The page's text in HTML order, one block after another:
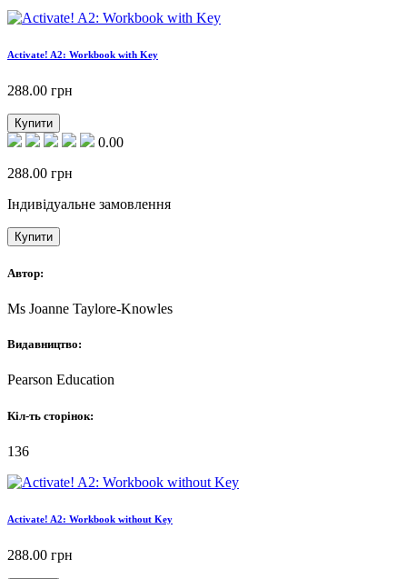
Activate! A2: Workbook with Key
288.00 грн
Купити
0.00
288.00 грн
Індивідуальне замовлення
Купити
Автор:
Ms Joanne Taylore-Knowles
Видавництво:
Pearson Education
Кіл-ть сторінок:
136
Activate! A2: Workbook without Key
288.00 грн